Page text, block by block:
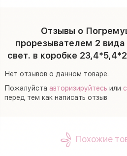
Отзывы о
прорезывателем 2
свет. в коробке
Нет отзывов о данном товаре.
Пожалуйста авторизируйтесь или
перед тем как написать отзыв
Похожие